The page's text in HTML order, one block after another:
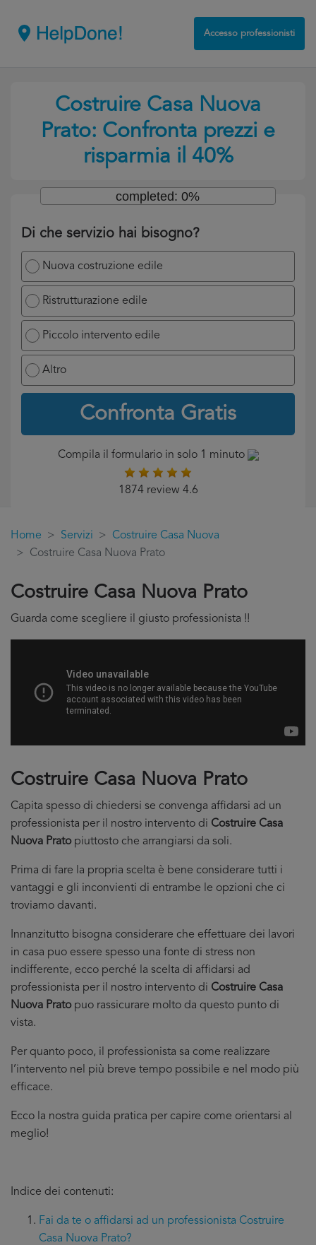
Accesso professionisti
Costruire Casa Nuova
Prato: Confronta prezzi e
risparmia il 40%
Di che servizio hai bisogno?
Nuova costruzione edile
Ristrutturazione edile
Piccolo intervento edile
Altro
Confronta Gratis
completed: 0%
Compila il formulario in solo 1 minuto
1874 review 4.6
Home Servizi
Costruire Casa Nuova
Costruire Casa Nuova Prato
Costruire Casa Nuova Prato
Guarda come scegliere il giusto professionista !!
Costruire Casa Nuova Prato
Capita spesso di chiedersi se convenga affidarsi ad un
professionista per il nostro intervento di Costruire Casa
Nuova Pratopiuttosto che arrangiarsi da soli.
Prima di fare la propria scelta è bene considerare tutti i
vantaggi e gli inconvienti di entrambe le opzioni che ci
troviamo davanti.
Innanzitutto bisogna considerare che effettuare dei lavori
in casa puo essere spesso una fonte di stress non
indifferente, ecco perché la scelta di affidarsi ad
professionista per il nostro intervento di Costruire Casa
Nuova Prato puo rassicurare molto da questo punto di
vista.
Per quanto poco, il professionista sa come realizzare
l’intervento nel più breve tempo possibile e nel modo più
efficace.
Ecco la nostra guida pratica per capire come orientarsi al
meglio!
Indice dei contenuti:
Fai da te o affidarsi ad un professionista Costruire
Casa Nuova Prato?